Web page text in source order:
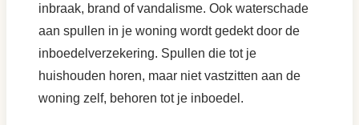
inbraak, brand of vandalisme. Ook waterschade
aan spullen in je woning wordt gedekt door de
inboedelverzekering. Spullen die tot je
huishouden horen, maar niet vastzitten aan de
woning zelf, behoren tot je inboedel.